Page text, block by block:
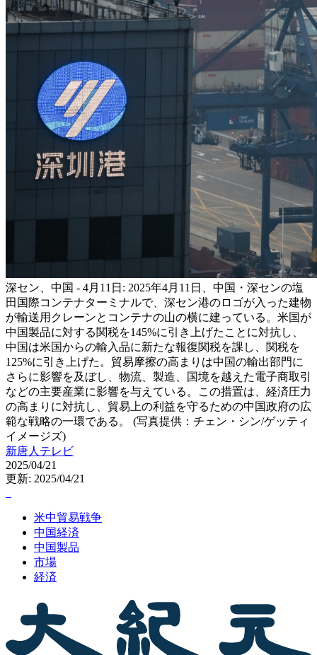
深セン、中国 - 4月11日: 2025年4月11日、中国・深センの塩
田国際コンテナターミナルで、深セン港のロゴが入った建物
が輸送用クレーンとコンテナの山の横に建っている。米国が
中国製品に対する関税を145%に引き上げたことに対抗し、
中国は米国からの輸入品に新たな報復関税を課し、関税を
125%に引き上げた。貿易摩擦の高まりは中国の輸出部門に
さらに影響を及ぼし、物流、製造、国境を越えた電子商取引
などの主要産業に影響を与えている。この措置は、経済圧力
の高まりに対抗し、貿易上の利益を守るための中国政府の広
範な戦略の一環である。 (写真提供：チェン・シン/ゲッティ
イメージズ)
新唐人テレビ
2025/04/21
更新: 2025/04/21
米中貿易戦争
中国経済
中国製品
市場
経済